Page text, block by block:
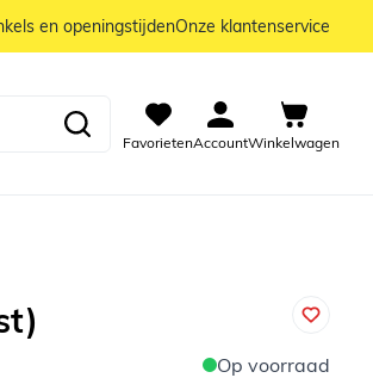
en openingstijdenOnze klantenservice
FavorietenAccountWinkelwagen
Op voorraad